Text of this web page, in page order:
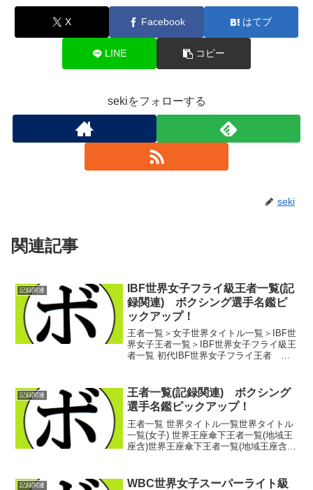
X Facebook はてブ
LINE コピー
sekiをフォローする
seki
関連記事
記録関連
IBF世界女子フライ級王者一覧(記
録関連) ボクシング選手名鑑ピ
ックアップ！
王者一覧＞女子世界タイトル一覧＞IBF世
界女子王者一覧＞IBF世界女子フライ級王
者一覧 初代IBF世界女子フライ王者 ア
3代IBF世界女子フライ王者 ガブリエ...
記録関連
王者一覧(記録関連) ボクシング
選手名鑑ピックアップ！
王者一覧 世界タイトル一覧世界タイトル
一覧(女子) 世界王座傘下王者一覧(地域王
座含)世界王座傘下王者一覧(地域王座含
覧(女子) 【カテゴリ別】記録関連に戻...
記録関連
WBC世界女子スーパーライト級